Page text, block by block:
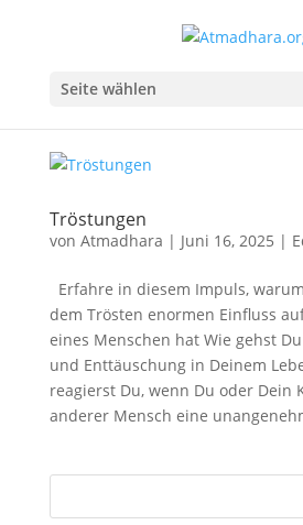
Seite wählen
Tröstungen
von Atmadhara | Juni 16, 2025 |
Erfahre in diesem Impuls,
dem Trösten enormen Einfluss
eines Menschen hat Wie gehst
und Enttäuschung in Deinem
reagierst Du, wenn Du oder Dein
anderer Mensch eine